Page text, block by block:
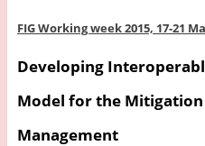
FIG Working week 2015, 17-21
Developing
Model for the Mitigation
Management